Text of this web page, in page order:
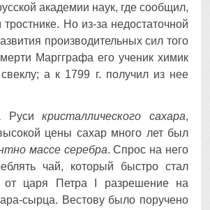
академии наук, где сообщил,
Но из-за недостаточной
производительных сил того
Маргграфа его ученик химик
а к 1799 г. получил из нее
Русикристаллического сахара,
цены сахар много лет был
массе серебра. Спрос на него
чай, который быстро стал
от царя Петра I разрешение на
сырца. Вестову было поручено